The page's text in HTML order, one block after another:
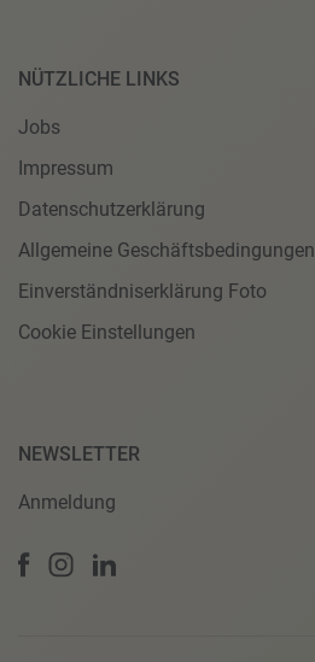
NÜTZLICHE LINKS
Jobs
Impressum
Datenschutzerklärung
Allgemeine Geschäftsbedingungen
Einverständniserklärung Foto
Cookie Einstellungen
NEWSLETTER
Anmeldung